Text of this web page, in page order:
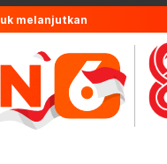
melanjutkan